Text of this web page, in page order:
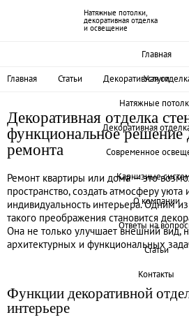
Натяжные потолки,
декоративная отделка
и освещение
Главная
Услуги
Натяжные
Декоративная
Современное
Карнизные
О компании
Ответы на
Статьи
Контакты
Главная Статьи
Декоративная
Декоративная отделка
функциональное решение
ремонта
Ремонт квартиры или дома — это
пространство, создать атмосферу уюта
индивидуальность интерьера. Одним
такого преображения становится
Она не только улучшает внешний вид,
архитектурных и функциональных
Функции декоративной
интерьере